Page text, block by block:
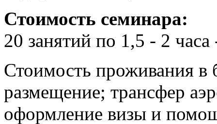
Стоимость семинара:
20 занятий по 1,5 - 2
Стоимость проживания в
размещение; трансфер
оформление визы и